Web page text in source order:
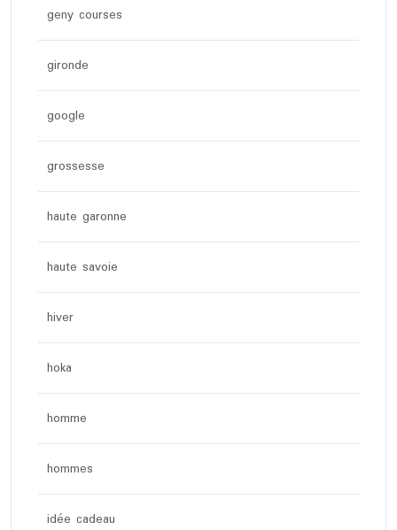
geny courses
gironde
google
grossesse
haute garonne
haute savoie
hiver
hoka
homme
hommes
idée cadeau